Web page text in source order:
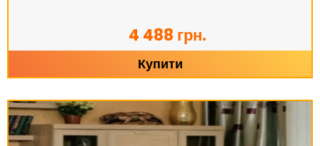
4 488 грн.
Купити